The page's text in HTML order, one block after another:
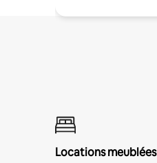
Locations meublées